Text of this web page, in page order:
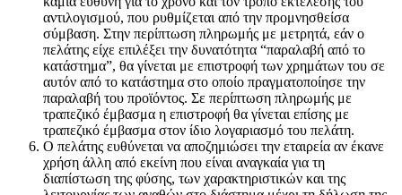
αντιλογισμού, που ρυθμίζεται από την προμνησθείσα
σύμβαση. Στην περίπτωση πληρωμής με μετρητά, εάν ο
πελάτης είχε επιλέξει την δυνατότητα “παραλαβή από το
κατάστημα”, θα γίνεται με επιστροφή των χρημάτων του σε
αυτόν από το κατάστημα στο οποίο πραγματοποίησε την
παραλαβή του προϊόντος. Σε περίπτωση πληρωμής με
τραπεζικό έμβασμα η επιστροφή θα γίνεται επίσης με
τραπεζικό έμβασμα στον ίδιο λογαριασμό του πελάτη.
Ο πελάτης ευθύνεται να αποζημιώσει την εταιρεία αν έκανε
χρήση άλλη από εκείνη που είναι αναγκαία για τη
διαπίστωση της φύσης, των χαρακτηριστικών και της